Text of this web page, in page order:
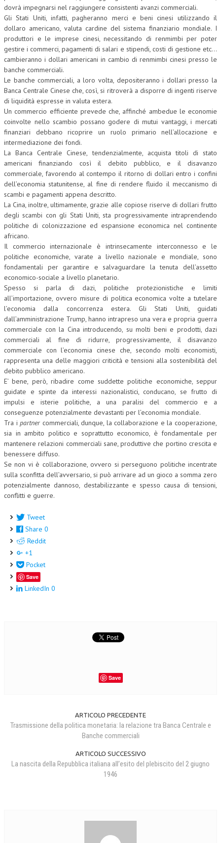
dovrà impegnarsi nel raggiungere consistenti avanzi commerciali.
Gli Stati Uniti, infatti, pagheranno merci e beni cinesi utilizzando il
dollaro americano, valuta cardine del sistema finanziario mondiale. I
produttori e le imprese cinesi, necessitando di renmimbi per poter
gestire i commerci, pagamenti di salari e stipendi, costi di gestione etc…
cambieranno i dollari americani in cambio di renmimbi cinesi presso le
banche commerciali.
Le banche commerciali, a loro volta, depositeranno i dollari presso la
Banca Centrale Cinese che, così, si ritroverà a disporre di ingenti riserve
di liquidità espresse in valuta estera.
Un commercio efficiente prevede che, affinché ambedue le economie
coinvolte nello scambio possano godere di mutui vantaggi, i mercati
finanziari debbano ricoprire un ruolo primario nell’allocazione e
intermediazione dei fondi.
La Banca Centrale Cinese, tendenzialmente, acquista titoli di stato
americani finanziando così il debito pubblico, e il disavanzo
commerciale, favorendo al contempo il ritorno di dollari entro i confini
dell’economia statunitense, al fine di rendere fluido il meccanismo di
scambi e pagamenti appena descritto.
La Cina, inoltre, ultimamente, grazie alle copiose riserve di dollari frutto
degli scambi con gli Stati Uniti, sta progressivamente intraprendendo
politiche di colonizzazione ed espansione economica nel continente
africano.
Il commercio internazionale è intrinsecamente interconnesso e le
politiche economiche, varate a livello nazionale e mondiale, sono
fondamentali per garantire e salvaguardare la tenuta dell’assetto
economico-sociale a livello planetario.
Spesso si parla di dazi, politiche protezionistiche e limiti
all’importazione, ovvero misure di politica economica volte a tutelare
l’economia dalla concorrenza estera. Gli Stati Uniti, guidati
dall’amministrazione Trump, hanno intrapreso una vera e propria guerra
commerciale con la Cina introducendo, su molti beni e prodotti, dazi
commerciali al fine di ridurre, progressivamente, il disavanzo
commerciale con l’economia cinese che, secondo molti economisti,
rappresenta una delle maggiori criticità e tensioni alla sostenibilità del
debito pubblico americano.
E’ bene, però, ribadire come suddette politiche economiche, seppur
guidate e spinte da interessi nazionalistici, conducano, se frutto di
impulsi e isterie politiche, a una paralisi del commercio e a
conseguenze potenzialmente devastanti per l’economia mondiale.
Tra ipartnercommerciali, dunque, la collaborazione e la cooperazione,
sia in ambito politico e soprattutto economico, è fondamentale per
mantenere relazioni commerciali sane, produttive che portino crescita e
benessere diffuso.
Se non vi è collaborazione, ovvero si perseguono politiche incentrate
sulla sconfitta dell’avversario, si può arrivare ad un gioco a somma zero
potenzialmente dannoso, destabilizzante e spesso causa di tensioni,
conflitti e guerre.
Tweet
Share 0
Reddit
+1
Pocket
Save
LinkedIn 0
Save
ARTICOLO PRECEDENTE
Trasmissione della politica monetaria: la relazione tra Banca Centrale e
Banche commerciali
ARTICOLO SUCCESSIVO
La nascita della Repubblica italiana all’esito del plebiscito del 2 giugno
1946